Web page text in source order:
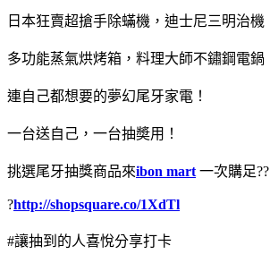
日本狂賣超搶手除蟎機，迪士尼三明治機
多功能蒸氣烘烤箱，料理大師不鏽鋼電鍋
連自己都想要的夢幻尾牙家電！
一台送自己，一台抽奬用！
挑選尾牙抽獎商品來ibon mart 一次購足??
?http://shopsquare.co/1XdTl
#讓抽到的人喜悅分享打卡